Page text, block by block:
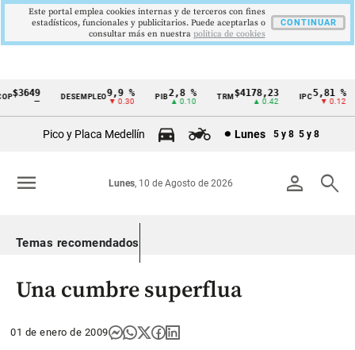
Cintillo
Colombia
$3649 DESEMPLEO 9,9 %
▼ 0.30
PIB2,8 %
▲ 0.10
TRM$4178,23
▲ 0.42
5,81 %
▼ 0.12
Pico y Placa Medellín Lunes 5 y 8 5 y 8
person search
Lunes, 10 de Agosto de 2026
menu
Temas recomendados
Una cumbre superflua
01 de enero de 2009
Este portal emplea cookies internas y de terceros con fines
estadísticos, funcionales y publicitarios. Puede aceptarlas o
consultar más en nuestra politica de cookies
CONTINUAR